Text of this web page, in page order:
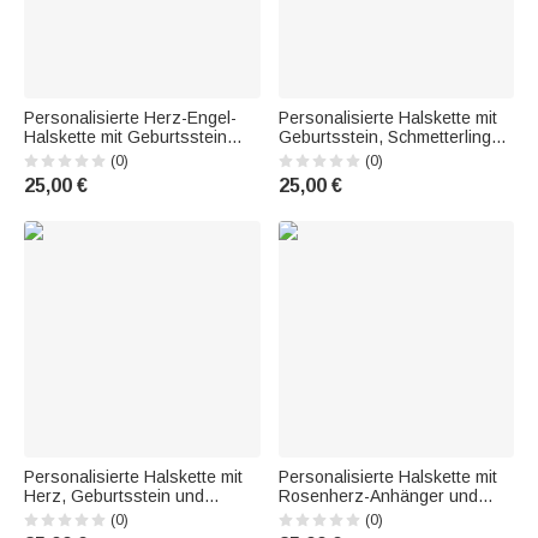
Personalisierte Herz-Engel-
Halskette mit Geburtsstein
und Namen –
Gedenkschmuck, Erinnerung,
Jubiläumsgeschenk für Mama,
(0)
25,00 €
Personalisierte Halskette mit
Geburtsstein, Schmetterling
und Initialen – Geschenk zum
Geburtstag, zum Jahrestag
oder zur Hochzeit für die
sie
(0)
25,00 €
Personalisierte Halskette mit
Herz, Geburtsstein und
Highland-Kuh-Motiv sowie
Namen – zierlicher Schmuck
(0)
Personalisierte Halskette mit
Rosenherz-Anhänger und
Geburtsstein sowie
Namensgravur – zierlicher
(0)